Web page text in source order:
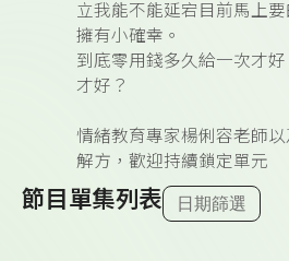
立我能不能延宕目前馬上
擁有小確幸。
到底零用錢多久給一次才
才好？
情緒教育專家楊俐容老師
解方，歡迎持續鎖定單元
節目單集列表 日期篩選